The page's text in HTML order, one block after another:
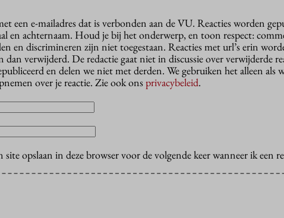
een e-mailadres dat is verbonden aan de VU. Reacties worden
en achternaam. Houd je bij het onderwerp, en toon respect:
en discrimineren zijn niet toegestaan. Reacties met url’s erin
dan verwijderd. De redactie gaat niet in discussie over verwijderde
en delen we niet met derden. We gebruiken het alleen als
over je reactie. Zie ook onsprivacybeleid.
opslaan in deze browser voor de volgende keer wanneer ik een